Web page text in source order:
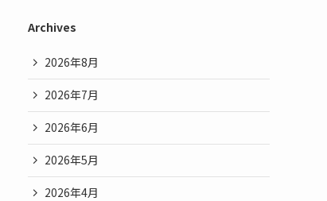
Archives
2026年8月
2026年7月
2026年6月
2026年5月
2026年4月